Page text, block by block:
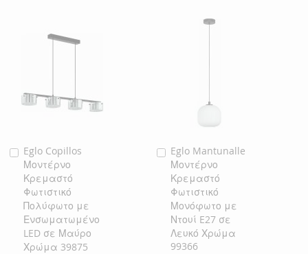
Eglo Copillos
Μοντέρνο
Κρεμαστό
Φωτιστικό
Πολύφωτο με
Ενσωματωμένο
LED σε Μαύρο
Χρώμα 39875
Προσθήκη
στο
Καλάθι
Eglo Mantunalle
Μοντέρνο
Κρεμαστό
Φωτιστικό
Μονόφωτο με
Ντουί E27 σε
Λευκό Χρώμα
99366
Προσθήκη
στο
Καλάθι